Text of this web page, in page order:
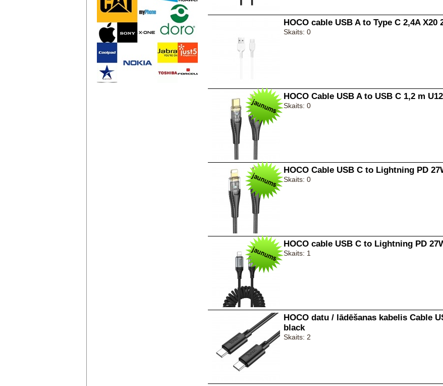
HOCO cable USB A to Type C 2,4A X20
Skaits: 0
HOCO Cable USB A to USB C 1,2 m
Skaits: 0
HOCO Cable USB C to Lightning PD
Skaits: 0
HOCO cable USB C to Lightning PD
Skaits: 1
HOCO datu / lādēšanas kabelis Cable
black
Skaits: 2